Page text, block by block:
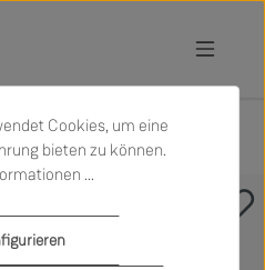
Cookies, um eine
bieten zu können.
...